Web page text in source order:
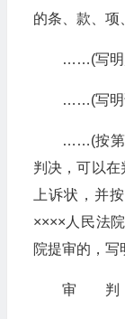
的条、款、项
……(写明
……(写明
……(按第
判决，可以
上诉状，并
××××人民法
院提审的，写
审